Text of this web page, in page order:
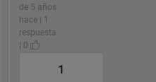
de 5 años
hace | 1
respuesta
| 0
1